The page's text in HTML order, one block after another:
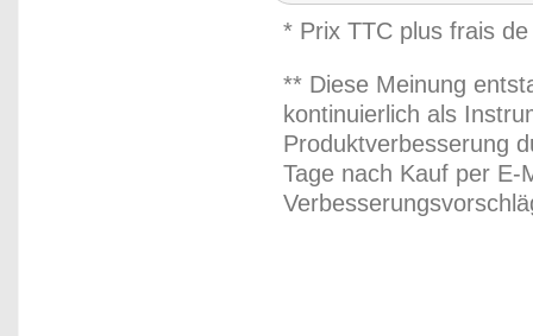
* Prix TTC plus frais
** Diese Meinung
kontinuierlich als
Produktverbesserung
Tage nach Kauf per E-